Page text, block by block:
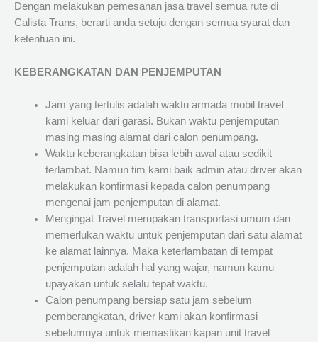
Dengan melakukan pemesanan jasa travel semua rute di
Calista Trans, berarti anda setuju dengan semua syarat dan
ketentuan ini.
KEBERANGKATAN DAN PENJEMPUTAN
Jam yang tertulis adalah waktu armada mobil travel
kami keluar dari garasi. Bukan waktu penjemputan
masing masing alamat dari calon penumpang.
Waktu keberangkatan bisa lebih awal atau sedikit
terlambat. Namun tim kami baik admin atau driver akan
melakukan konfirmasi kepada calon penumpang
mengenai jam penjemputan di alamat.
Mengingat Travel merupakan transportasi umum dan
memerlukan waktu untuk penjemputan dari satu alamat
ke alamat lainnya. Maka keterlambatan di tempat
penjemputan adalah hal yang wajar, namun kamu
upayakan untuk selalu tepat waktu.
Calon penumpang bersiap satu jam sebelum
pemberangkatan, driver kami akan konfirmasi
sebelumnya untuk memastikan kapan unit travel